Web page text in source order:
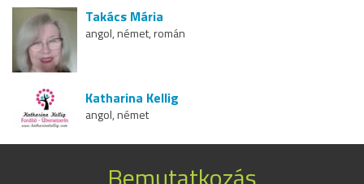
Takács Mária
angol, német, román
Katharina Kellig
angol, német